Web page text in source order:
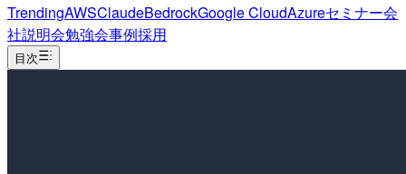
TrendingAWSClaudeBedrockGoogle CloudAzureセミナー会
社説明会勉強会事例採用
目次